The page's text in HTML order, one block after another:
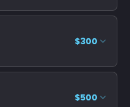
$300
$500